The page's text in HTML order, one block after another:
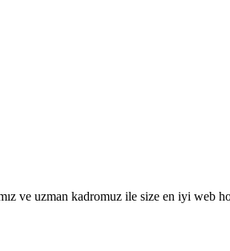
ve uzman kadromuz ile size en iyi web